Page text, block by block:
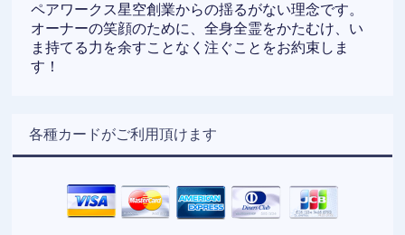
ペアワークス星空創業からの揺るがない理念です。
オーナーの笑顔のために、全身全霊をかたむけ、い
ま持てる力を余すことなく注ぐことをお約束しま
す！
各種カードがご利用頂けます